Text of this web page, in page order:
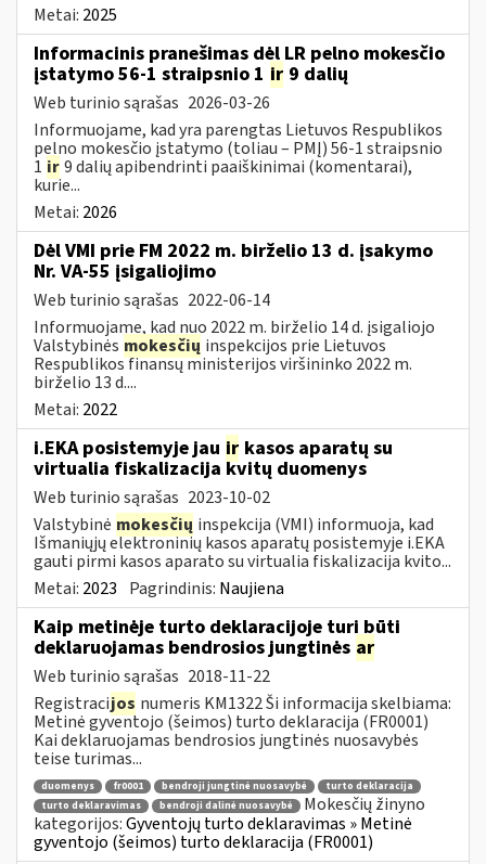
Metai: 2025
Informacinis pranešimas dėl LR pelno mokesčio
įstatymo 56-1 straipsnio 1 ir 9 dalių
Web turinio sąrašas 2026-03-26
Informuojame, kad yra parengtas Lietuvos Respublikos
pelno mokesčio įstatymo (toliau – PMĮ) 56-1 straipsnio
1 ir9 dalių apibendrinti paaiškinimai (komentarai),
kurie...
Metai: 2026
Dėl VMI prie FM 2022 m. birželio 13 d. įsakymo
Nr. VA-55 įsigaliojimo
Web turinio sąrašas 2022-06-14
Informuojame, kad nuo 2022 m. birželio 14 d. įsigaliojo
Valstybinės mokesčių inspekcijos prie Lietuvos
Respublikos finansų ministerijos viršininko 2022 m.
birželio 13 d....
Metai: 2022
i.EKA posistemyje jau ir kasos aparatų su
virtualia fiskalizacija kvitų duomenys
Web turinio sąrašas 2023-10-02
Valstybinė mokesčių inspekcija (VMI) informuoja, kad
Išmaniųjų elektroninių kasos aparatų posistemyje i.EKA
gauti pirmi kasos aparato su virtualia fiskalizacija kvito...
Metai: 2023 Pagrindinis: Naujiena
Kaip metinėje turto deklaracijoje turi būti
deklaruojamas bendrosios jungtinės ar
Web turinio sąrašas 2018-11-22
Registracijos numeris KM1322 Ši informacija skelbiama:
Metinė gyventojo (šeimos) turto deklaracija (FR0001)
Kai deklaruojamas bendrosios jungtinės nuosavybės
teise turimas...
duomenys fr0001 bendroji jungtinė nuosavybė
turto deklaracija
turto deklaravimas
bendroji dalinė nuosavybė
Mokesčių žinyno
kategorijos:Gyventojų turto deklaravimas » Metinė
gyventojo (šeimos) turto deklaracija (FR0001)